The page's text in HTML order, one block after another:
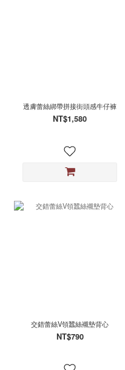
透膚蕾絲綁帶拼接街頭感牛仔褲
NT$1,580
交錯蕾絲V領蠶絲襯墊背心
NT$790